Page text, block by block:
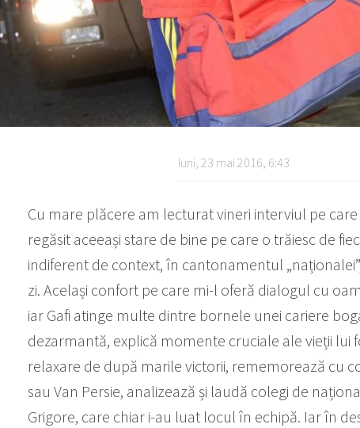
luni, 23 mai 2016, 6:43
Cu mare plăcere am lecturat vineri interviul pe
regăsit aceeași stare de bine pe care o trăiesc de
indiferent de context, în cantonamentul
zi. Același confort pe care mi-l oferă dialogul cu
iar Gafi atinge multe dintre bornele unei cariere
dezarmantă, explică momente cruciale ale vieții lui
relaxare de după marile victorii, rememorează cu
sau Van Persie, analizează și laudă colegi de
Grigore, care chiar i-au luat locul în echipă. Iar în